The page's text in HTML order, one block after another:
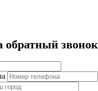
обратный звонок